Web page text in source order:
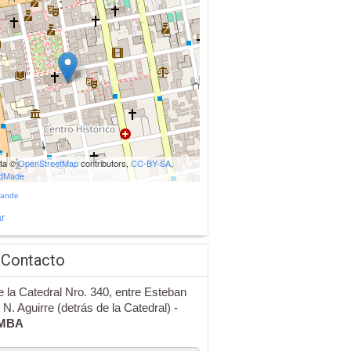
©OpenStreetMapcontributors, CC-BY-SA,
la Catedral Nro. 340, entre Esteban
Aguirre (detrás de la Catedral) -